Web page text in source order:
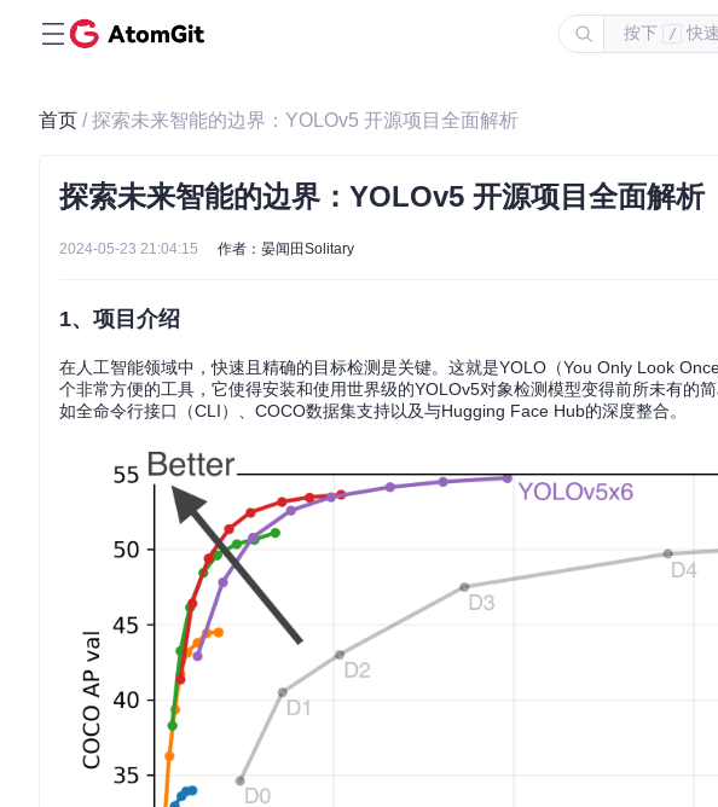
按下 / 快
首页 / 探索未来智能的边界：YOLOv5 开源项目全面解析
探索未来智能的边界：YOLOv5 开源项目全面解析
2024-05-23 21:04:15 作者：晏闻田Solitary
1、项目介绍
在人工智能领域中，快速且精确的目标检测是关键。这就是YOLO（You Only Look
个非常方便的工具，它使得安装和使用世界级的YOLOv5对象检测模型变得前所未有的
如全命令行接口（CLI）、COCO数据集支持以及与Hugging Face Hub的深度整合。